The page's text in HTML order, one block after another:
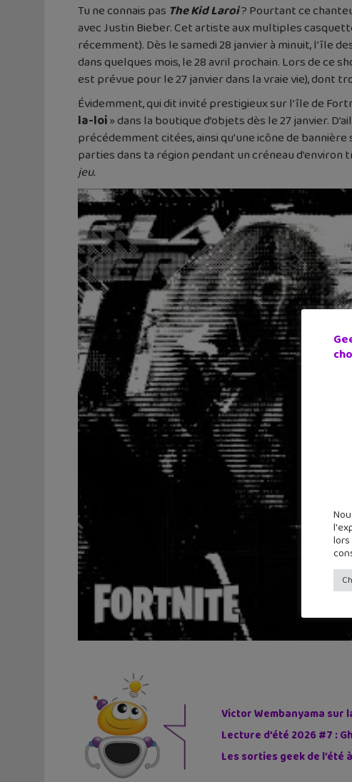
Tu ne connais pas The Kid Laroi? Pourtant ce
avec Justin Bieber. Cet artiste aux multiples
récemment). Dès le samedi 28 janvier à minuit, l’île
dans quelques mois, le 28 avril prochain. Lors de ce
est prévue pour le 27 janvier dans la vraie vie), dont
Évidemment, qui dit invité prestigieux sur l’île de
la-loi» dans la boutique d’objets dès le 27 janvier.
précédemment citées, ainsi qu’une icône de
parties dans ta région pendant un créneau
jeu.
Victor Wembanyama sur
Lecture d’été 2026 #7 :
Les sorties geek de l’été